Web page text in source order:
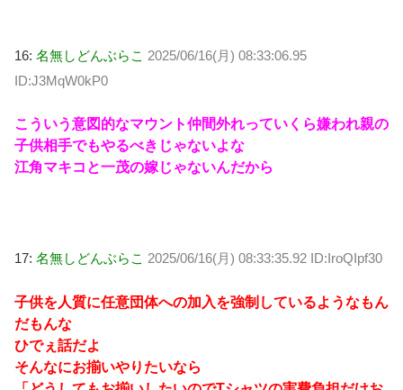
16: 名無しどんぶらこ 2025/06/16(月) 08:33:06.95
ID:J3MqW0kP0
こういう意図的なマウント仲間外れっていくら嫌われ親の
子供相手でもやるべきじゃないよな
江角マキコと一茂の嫁じゃないんだから
17: 名無しどんぶらこ 2025/06/16(月) 08:33:35.92 ID:IroQIpf30
子供を人質に任意団体への加入を強制しているようなもん
だもんな
ひでぇ話だよ
そんなにお揃いやりたいなら